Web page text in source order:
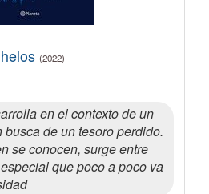
(2022)
en el contexto de un
de un tesoro perdido.
se conocen, surge entre
que poco a poco va